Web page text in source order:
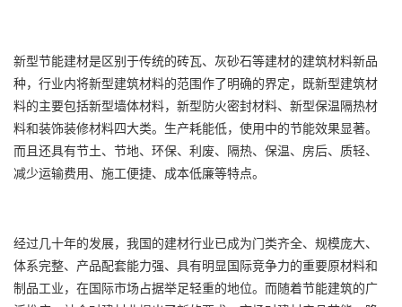
新型节能建材是区别于传统的砖瓦、灰砂石等建材的建筑材料新品
种，行业内将新型建筑材料的范围作了明确的界定，既新型建筑材
料的主要包括新型墙体材料，新型防火密封材料、新型保温隔热材
料和装饰装修材料四大类。生产耗能低，使用中的节能效果显著。
而且还具有节土、节地、环保、利废、隔热、保温、房后、质轻、
减少运输费用、施工便捷、成本低廉等特点。
经过几十年的发展，我国的建材行业已成为门类齐全、规模庞大、
体系完整、产品配套能力强、具有明显国际竞争力的重要原材料和
制品工业，在国际市场占据举足轻重的地位。而随着节能建筑的广